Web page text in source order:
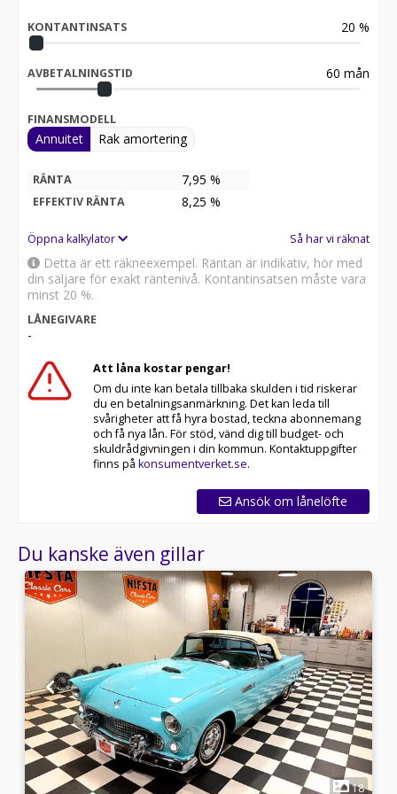
#classiccars #carporn #carsofinstagram #carsforsale
#forsale #SOLD #pontiac #buick #oldsmobile #cadillac
#mopar #camaro #pontiacbonneville #CoupeDeville
#sold #Fleetwood #rustrepair #livetdeluxe
#spring2024
KONTANTINSATS 20 %
AVBETALNINGSTID 60 mån
FINANSMODELL
Annuitet Rak amortering
RÄNTA 7,95 %
EFFEKTIV RÄNTA 8,25 %
Öppna kalkylator Så har vi räknat
Detta är ett räkneexempel. Räntan är indikativ, hör med
din säljare för exakt räntenivå. Kontantinsatsen måste vara
minst 20 %.
LÅNEGIVARE
-
Att låna kostar pengar!
Om du inte kan betala tillbaka skulden i tid riskerar
du en betalningsanmärkning. Det kan leda till
svårigheter att få hyra bostad, teckna abonnemang
och få nya lån. För stöd, vänd dig till budget- och
skuldrådgivningen i din kommun. Kontaktuppgifter
finns på konsumentverket.se.
Ansök om lånelöfte
Du kanske även gillar
1 18